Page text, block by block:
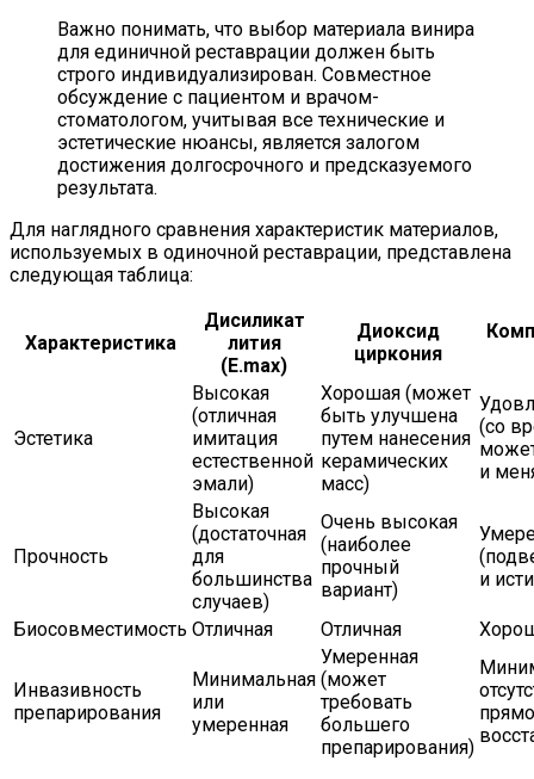
Важно понимать, что выбор материала винира
для единичной реставрации должен быть
строго индивидуализирован. Совместное
обсуждение с пациентом и врачом-
стоматологом, учитывая все технические и
эстетические нюансы, является залогом
достижения долгосрочного и предсказуемого
результата.
Для наглядного сравнения характеристик материалов,
используемых в одиночной реставрации, представлена
следующая таблица:
Характеристика
Дисиликат
лития
(E.max)
Диоксид
циркония
Эстетика
Высокая
(отличная
имитация
естественной
эмали)
Хорошая (может
быть улучшена
путем нанесения
керамических
масс)
(со
и
Прочность
Высокая
(достаточная
для
большинства
случаев)
Очень высокая
(наиболее
прочный
вариант)
и
Биосовместимость Отличная Отличная
Инвазивность
препарирования
Минимальная
или
умеренная
Умеренная
(может
требовать
большего
препарирования)